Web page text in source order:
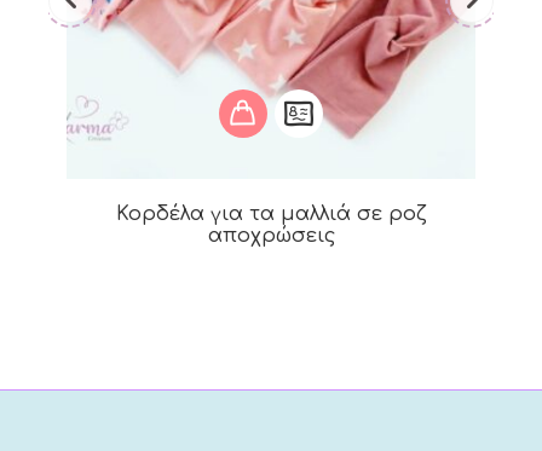
Κορδέλα για τα μαλλιά σε ροζ
αποχρώσεις